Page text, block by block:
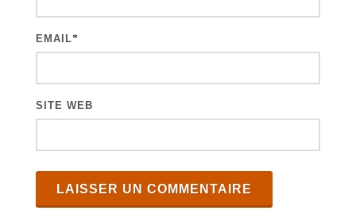
EMAIL*
SITE WEB